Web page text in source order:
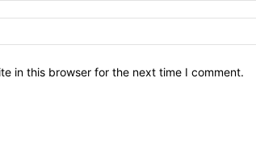
in this browser for the next time I comment.